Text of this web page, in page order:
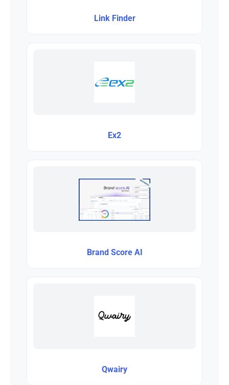
Link Finder
Ex2
Brand Score AI
Qwairy